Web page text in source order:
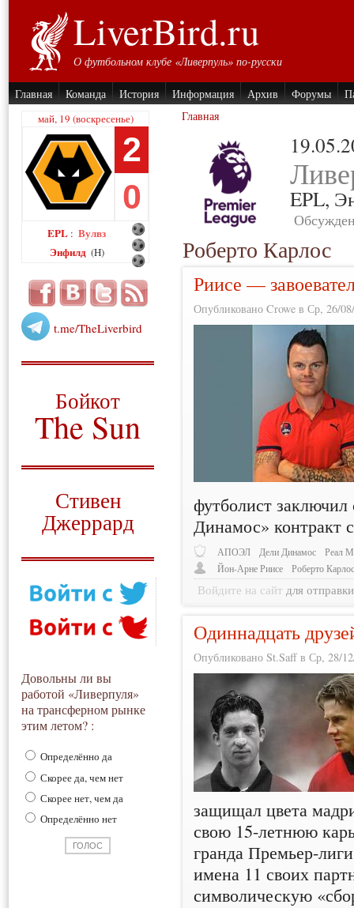
LiverBird.ru
О футбольном клубе «Ливерпуль» по-русски
Главная Команда История Информация Архив Форумы
май, 19 (воскресенье)
2
0
EPL : Вулвз
Энфилд (H)
t.me/TheLiverbird
Бойкот
The Sun
Стивен
Джеррард
Довольны ли вы
работой «Ливерпуля»
на трансферном рынке
этим летом? :
Определённо да
Скорее да, чем нет
Скорее нет, чем да
Определённо нет
Главная
EPL,
Роберто Карлос
Риисе —
Опубликовано Crowe в Ср, 26/
футболист
Динамос» контракт
АПОЭЛ Дели Динамос
Реал
Йон-Арне Риисе
Роберто
Войдите на сайт для
Одиннадцать
Опубликовано St.Saff в Ср, 28/
защищал цвета
свою 15-летнюю
гранда Премьер-
имена 11 своих
символическую